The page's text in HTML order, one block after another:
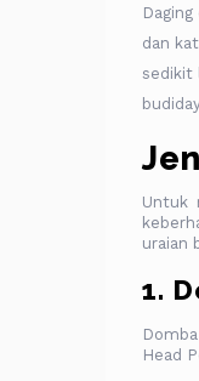
dan
sedikit
Untuk
uraian
1.
Head